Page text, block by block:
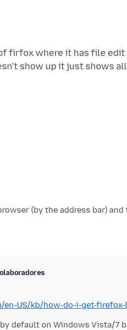
firfox where it has file
show up it just shows
(by the address bar)
en-US/kb/how-do-i-get-